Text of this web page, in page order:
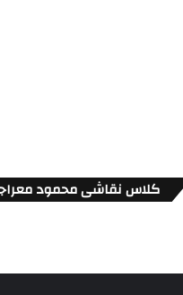
کلاس نقاشی محمود